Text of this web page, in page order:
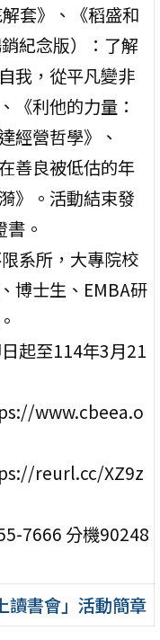
套》、《稻盛和
紀念版）：了解
我，從平凡變非
《利他的力量：
經營哲學》、
善良被低估的年
》。活動結束發
。
系所，大專院校
博士生、EMBA研
起至114年3月21
www.cbeea.o
reurl.cc/XZ9z
7666 分機90248
讀書會」活動簡章